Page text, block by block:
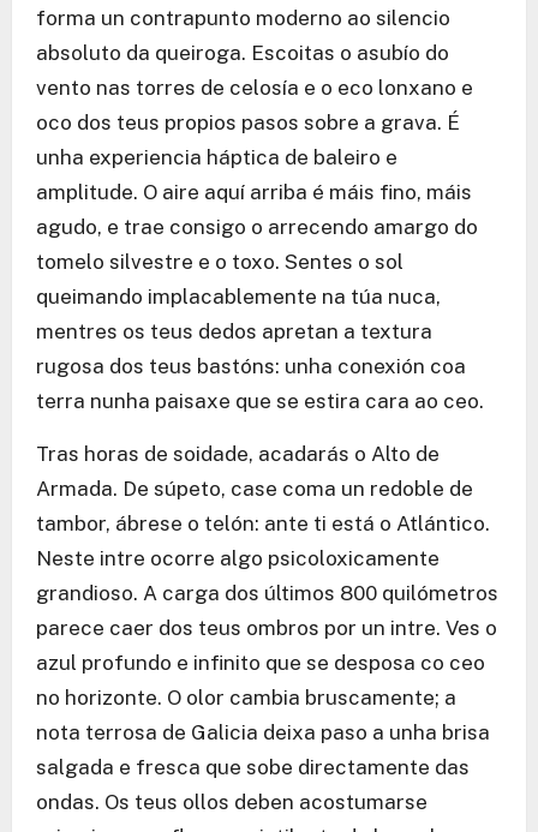
forma un contrapunto moderno ao silencio
absoluto da queiroga. Escoitas o asubío do
vento nas torres de celosía e o eco lonxano e
oco dos teus propios pasos sobre a grava. É
unha experiencia háptica de baleiro e
amplitude. O aire aquí arriba é máis fino, máis
agudo, e trae consigo o arrecendo amargo do
tomelo silvestre e o toxo. Sentes o sol
queimando implacablemente na túa nuca,
mentres os teus dedos apretan a textura
rugosa dos teus bastóns: unha conexión coa
terra nunha paisaxe que se estira cara ao ceo.
Tras horas de soidade, acadarás o Alto de
Armada. De súpeto, case coma un redoble de
tambor, ábrese o telón: ante ti está o Atlántico.
Neste intre ocorre algo psicoloxicamente
grandioso. A carga dos últimos 800 quilómetros
parece caer dos teus ombros por un intre. Ves o
azul profundo e infinito que se desposa co ceo
no horizonte. O olor cambia bruscamente; a
nota terrosa de Galicia deixa paso a unha brisa
salgada e fresca que sobe directamente das
ondas. Os teus ollos deben acostumarse